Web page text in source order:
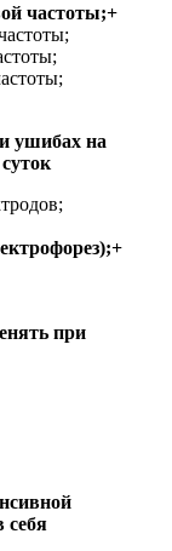
частоты;+
ушибах на
при
себя